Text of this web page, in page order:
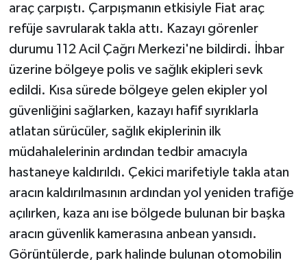
araç çarpıştı. Çarpışmanın etkisiyle Fiat araç
refüje savrularak takla attı. Kazayı görenler
durumu 112 Acil Çağrı Merkezi'ne bildirdi. İhbar
üzerine bölgeye polis ve sağlık ekipleri sevk
edildi. Kısa sürede bölgeye gelen ekipler yol
güvenliğini sağlarken, kazayı hafif sıyrıklarla
atlatan sürücüler, sağlık ekiplerinin ilk
müdahalelerinin ardından tedbir amacıyla
hastaneye kaldırıldı. Çekici marifetiyle takla atan
aracın kaldırılmasının ardından yol yeniden trafiğe
açılırken, kaza anı ise bölgede bulunan bir başka
aracın güvenlik kamerasına anbean yansıdı.
Görüntülerde, park halinde bulunan otomobilin